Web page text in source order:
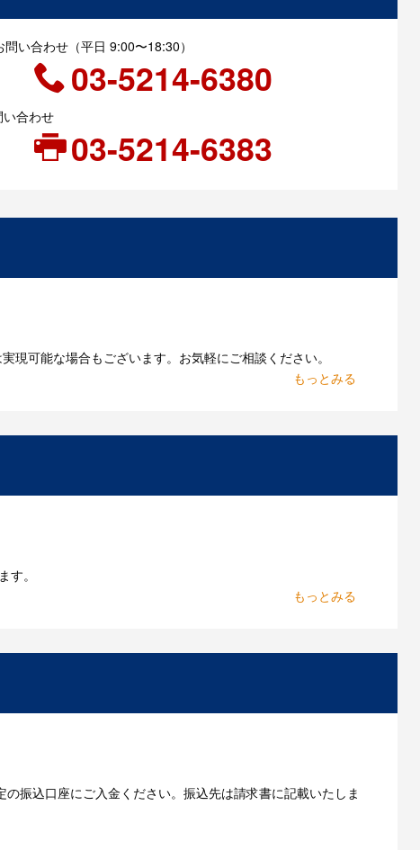
い合わせ（平日 9:00〜18:30）
03-5214-6380
い合わせ
03-5214-6383
可能な場合もございます。お気軽にご相談ください。
。
振込口座にご入金ください。振込先は請求書に記載いたしま